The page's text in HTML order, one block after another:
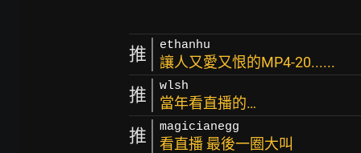
推 ethanhu
讓人又愛又恨的MP4-20......
推 wlsh
當年看直播的…
推 magicianegg
看直播 最後一圈大叫